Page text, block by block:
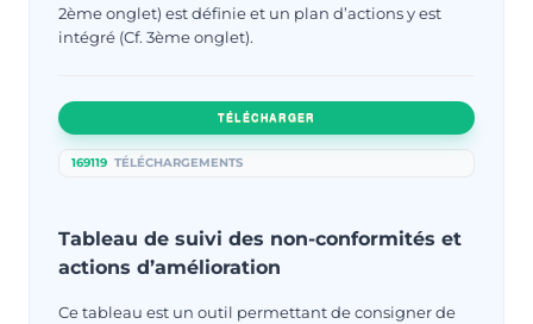
2ème onglet) est définie et un plan d’actions y est
intégré (Cf. 3ème onglet).
TÉLÉCHARGER
169119 TÉLÉCHARGEMENTS
Tableau de suivi des non-conformités et
actions d’amélioration
Ce tableau est un outil permettant de consigner de